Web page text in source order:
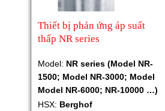
Thiết bị phản ứng áp suất
thấp NR series
Model: NR series (Model NR-
1500; Model NR-3000; Model
Model NR-6000; NR-10000 …)
HSX: Berghof